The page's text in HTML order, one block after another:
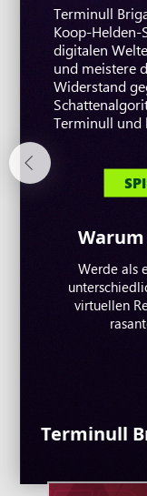
Terminull
Koop-
digitalen
und meistere
Widerstand
Terminull und
Werde als
virtuellen
Where Winds
World-RPG
Meistere ein
entdecke
dir deinen
Folge dem
Passe
einzigartiges
Welt frei
spielbarer
Shooter im
Unreal Engine
Charaktere
mit bis zu 8
strategische
Stell dich
und
packenden
einzigartiger
Terminull